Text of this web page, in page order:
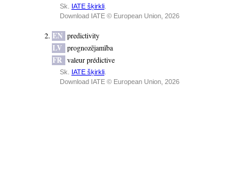
Sk. IATE šķirkli
Download IATE © European Union, 2026
EN predictivity
LV prognozējamība
FR valeur prédictive
Sk. IATE šķirkli
Download IATE © European Union, 2026